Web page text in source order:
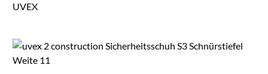
UVEX
Bildergalerie überspringen